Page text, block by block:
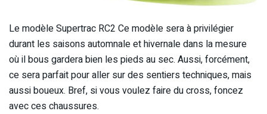
Le modèle Supertrac RC2 Ce modèle sera à privilégier
durant les saisons automnale et hivernale dans la mesure
où il bous gardera bien les pieds au sec. Aussi, forcément,
ce sera parfait pour aller sur des sentiers techniques, mais
aussi boueux. Bref, si vous voulez faire du cross, foncez
avec ces chaussures.